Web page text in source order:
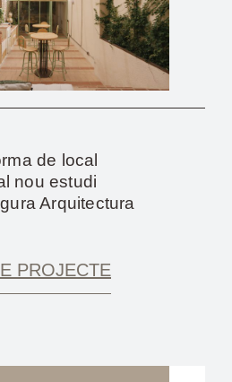
de local
nou estudi
Arquitectura
PROJECTE